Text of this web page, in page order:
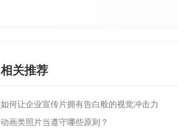
相关推荐
如何让企业宣传片拥有告白般的视觉冲击力
动画类照片当遵守哪些原则？